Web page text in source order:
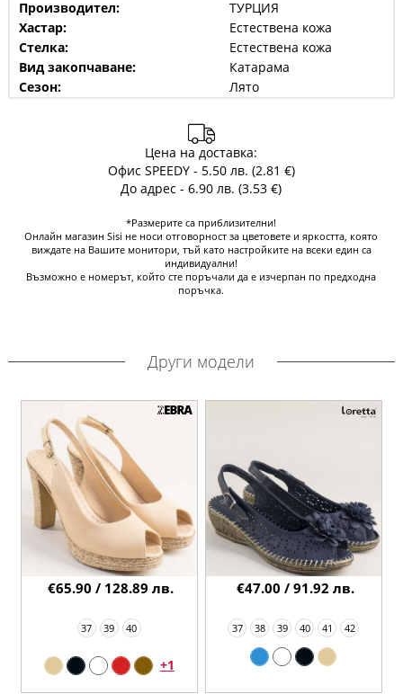
Производител:
ТУРЦИЯ
Хастар:
Естествена кожа
Стелка:
Естествена кожа
Вид закопчаване:
Катарама
Сезон:
Лято
Цена на доставка:
Офис SPEEDY - 5.50 лв. (2.81 €)
До адрес - 6.90 лв. (3.53 €)
*Размерите са приблизителни!
Онлайн магазин Sisi не носи отговорност за цветовете и яркостта, която
виждате на Вашите монитори, тъй като настройките на всеки един са
индивидуални!
Възможно е номерът, който сте поръчали да е изчерпан по предходна
поръчка.
Други модели
37 39 40
+1
€65.90 / 128.89 лв.
37 38 39 40 41 42
€47.00 / 91.92 лв.